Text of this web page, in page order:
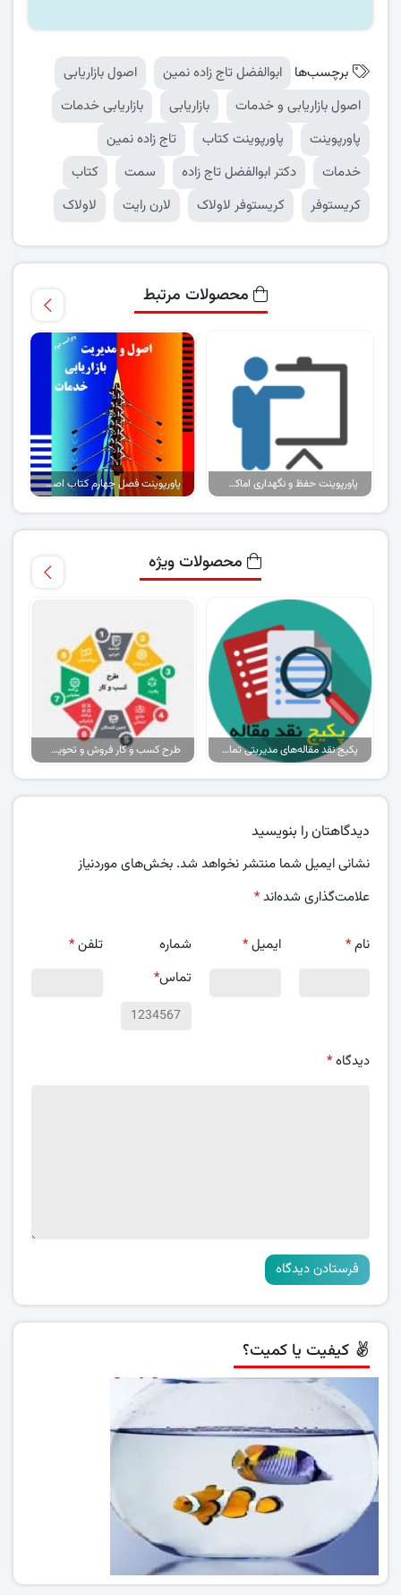
برچسب‌ها ابوالفضل تاج زاده نمین
اصول بازاریابی
اصول بازاریابی و خدمات
بازاریابی
بازاریابی خدمات
پاورپوینت
پاورپوینت کتاب
تاج زاده نمین
خدمات
دکتر ابوالفضل تاج زاده سمت
کتاب
کریستوفر
کریستوفر لاولاک لارن رایت لاولاک
محصولات مرتبط
پاورپوینت حفظ و نگهداری اماکن ورزشی پاورپوینت فصل چهارم کتاب اصول بازاریابی و خدمات (نسخه ۱)
محصولات ویژه
پکیج نقد مقاله‌های مدیریتی تمام گرایش‌ها طرح کسب و کار فروش و تحویل پیتزا در ایران
دیدگاهتان را بنویسید
نشانی ایمیل شما منتشر نخواهد شد. بخش‌های موردنیاز
علامت‌گذاری شده‌اند*
نام* ایمیل*
شماره
تماس*
تلفن*
دیدگاه*
کیفیت یا کمیت؟